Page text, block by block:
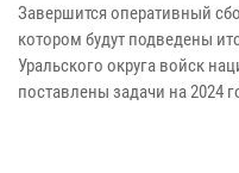
Завершится оперативный
котором будут подведены
Уральского округа войск
поставлены задачи на 2024